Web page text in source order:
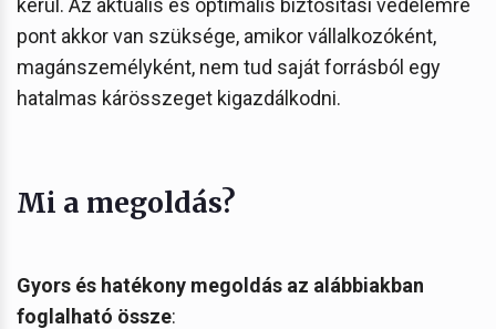
pont akkor van szüksége, amikor vállalkozóként,
magánszemélyként, nem tud saját forrásból egy
hatalmas kárösszeget kigazdálkodni.
Mi a megoldás?
Gyors és hatékony megoldás az alábbiakban
foglalható össze: